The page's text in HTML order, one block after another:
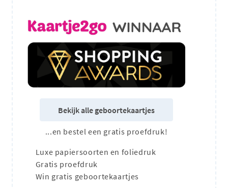
Bekijk alle geboortekaartjes
...en bestel een gratis proefdruk!
Luxe papiersoorten en foliedruk
Gratis proefdruk
Win gratis geboortekaartjes